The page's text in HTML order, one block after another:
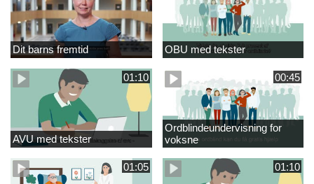
Dit barns fremtid OBU med tekster
01:10
AVU med tekster
00:45
Ordblindeundervisning for
voksne
01:05 01:10